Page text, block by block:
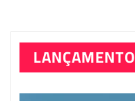
LANÇAMENTO